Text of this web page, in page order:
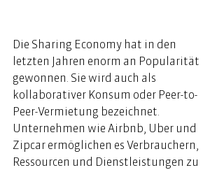
Die Sharing Economy hat in den
letzten Jahren enorm an Popularität
gewonnen. Sie wird auch als
kollaborativer Konsum oder Peer-to-
Peer-Vermietung bezeichnet.
Unternehmen wie Airbnb, Uber und
Zipcar ermöglichen es Verbrauchern,
Ressourcen und Dienstleistungen zu